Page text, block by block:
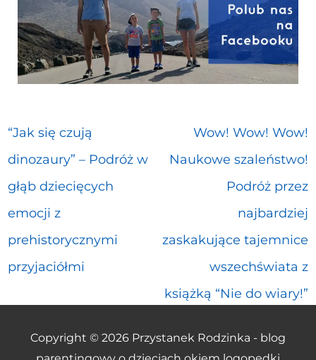
“Jak się czują
dinozaury” – Podróż w
głąb dziecięcych
emocji z
prehistorycznymi
przyjaciółmi
Wow! Wow! Wow!
Naukowe szaleństwo!
Podróż przez
najbardziej
zaskakujące tajemnice
wszechświata z
książką “Nie do wiary!”
Copyright © 2026 Przystanek Rodzinka - blog